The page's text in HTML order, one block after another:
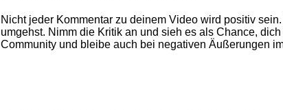
Nicht jeder Kommentar zu deinem Video wird positiv
umgehst. Nimm die Kritik an und sieh es als Chance,
Community und bleibe auch bei negativen Äußerungen